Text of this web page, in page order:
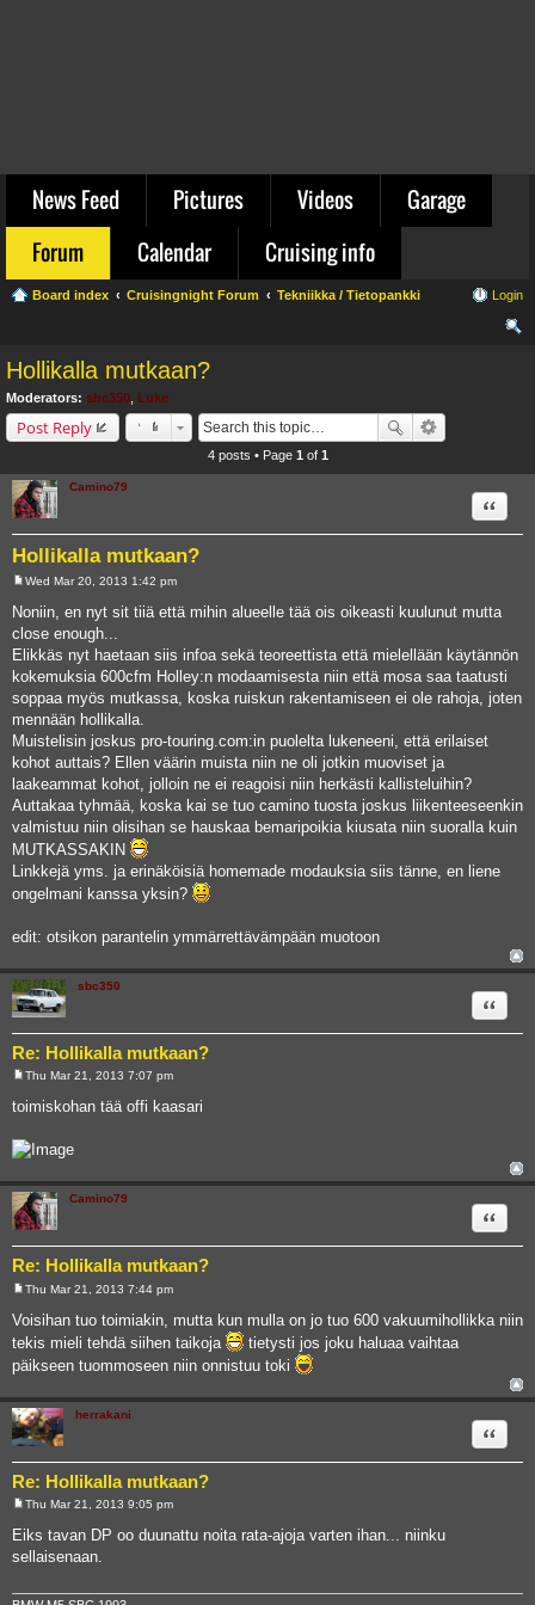
News Feed Pictures Videos
Garage
Forum
Calendar Cruising info
Board index Cruisingnight Forum Tekniikka / Tietopankki Login
Hollikalla mutkaan?
Moderators: sbc350 Luke
Post Reply
4 posts • Page 1 of 1
Camino79
Hollikalla mutkaan?
Quote
s
t
Wed Mar 20, 2013 1:42 pm
Noniin, en nyt sit tiiä että mihin alueelle tää ois oikeasti kuulunut mutta
close enough...
Elikkäs nyt haetaan siis infoa sekä teoreettista että mielellään käytännön
kokemuksia 600cfm Holley:n modaamisesta niin että mosa saa taatusti
soppaa myös mutkassa, koska ruiskun rakentamiseen ei ole rahoja, joten
mennään hollikalla.
Muistelisin joskus pro-touring.com:in puolelta lukeneeni, että erilaiset
kohot auttais? Ellen väärin muista niin ne oli jotkin muoviset ja
laakeammat kohot, jolloin ne ei reagoisi niin herkästi kallisteluihin?
Auttakaa tyhmää, koska kai se tuo camino tuosta joskus liikenteeseenkin
valmistuu niin olisihan se hauskaa bemaripoikia kiusata niin suoralla kuin
MUTKASSAKIN
Linkkejä yms. ja erinäköisiä homemade modauksia siis tänne, en liene
ongelmani kanssa yksin?
edit: otsikon parantelin ymmärrettävämpään muotoon
sbc350
Re: Hollikalla mutkaan?
Quote
o
s
Thu Mar 21, 2013 7:07 pm
toimiskohan tää offi kaasari
Camino79
Re: Hollikalla mutkaan?
Quote
o
s
t
Thu Mar 21, 2013 7:44 pm
Voisihan tuo toimiakin, mutta kun mulla on jo tuo 600 vakuumihollikka niin
tekis mieli tehdä siihen taikoja
tietysti jos joku haluaa vaihtaa
päikseen tuommoseen niin onnistuu toki
herrakani
Re: Hollikalla mutkaan?
Quote
o
s
t
Thu Mar 21, 2013 9:05 pm
Eiks tavan DP oo duunattu noita rata-ajoja varten ihan... niinku
sellaisenaan.